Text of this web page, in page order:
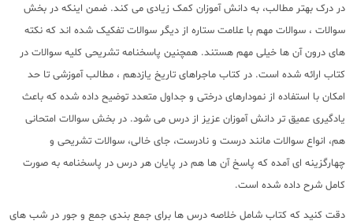
در درک بهتر مطالب، به دانش آموزان کمک زیادی می کند. ضمن اینکه در بخش
سوالات ، سوالات مهم با علامت ستاره از دیگر سوالات تفکیک شده اند که نکته
های درون آن ها خیلی مهم هستند. همچنین پاسخنامه تشریحی کلیه سوالات در
کتاب ارائه شده است. در کتاب ماجراهای تاریخ یازدهم ، مطالب آموزشی تا حد
امکان با استفاده از نمودارهای درختی و جداول متعدد توضیح داده شده که باعث
یادگیری عمیق تر دانش آموزان عزیز از درس می شود. در بخش سوالات امتحانی
هم، انواع سوالات مانند درست و نادرست، جای خالی، سوالات تشریحی و
چهارگزینه ای آمده که پاسخ آن ها هم در پایان هر درس در پاسخنامه به صورت
کامل شرح داده شده است.
دقت کنید که کتاب شامل خلاصه درس ها برای جمع بندی جمع و جور در شب های